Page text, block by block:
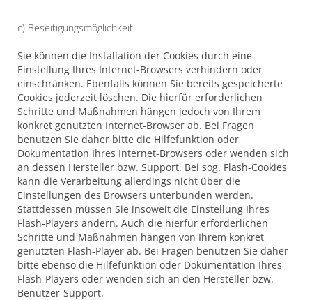
c) Beseitigungsmöglichkeit
Sie können die Installation der Cookies durch eine
Einstellung Ihres Internet-Browsers verhindern oder
einschränken. Ebenfalls können Sie bereits gespeicherte
Cookies jederzeit löschen. Die hierfür erforderlichen
Schritte und Maßnahmen hängen jedoch von Ihrem
konkret genutzten Internet-Browser ab. Bei Fragen
benutzen Sie daher bitte die Hilfefunktion oder
Dokumentation Ihres Internet-Browsers oder wenden sich
an dessen Hersteller bzw. Support. Bei sog. Flash-Cookies
kann die Verarbeitung allerdings nicht über die
Einstellungen des Browsers unterbunden werden.
Stattdessen müssen Sie insoweit die Einstellung Ihres
Flash-Players ändern. Auch die hierfür erforderlichen
Schritte und Maßnahmen hängen von Ihrem konkret
genutzten Flash-Player ab. Bei Fragen benutzen Sie daher
bitte ebenso die Hilfefunktion oder Dokumentation Ihres
Flash-Players oder wenden sich an den Hersteller bzw.
Benutzer-Support.